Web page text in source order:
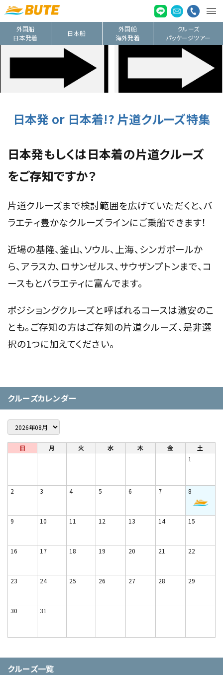
外国船
日本発着
日本船
外国船
海外発着
クルーズ
パッケージツアー
日本発 or 日本着!? 片道クルーズ特集
日本発もしくは日本着の片道クルーズ
をご存知ですか？
片道クルーズまで検討範囲を広げていただくと、バ
ラエティ豊かなクルーズラインにご乗船できます！
近場の基隆、釜山、ソウル、上海、シンガポールか
ら、アラスカ、ロサンゼルス、サウザンプトンまで、コ
ースもとバラエティに富んでます。
ポジショングクルーズと呼ばれるコースは激安のこ
とも。ご存知の方はご存知の片道クルーズ、是非選
択の1つに加えてください。
クルーズカレンダー
日 月 火 水 木 金
土
1
2 3 4 5 6 7 8
9 10 11 12 13 14 15
16 17 18 19 20 21 22
23 24 25 26 27 28 29
30 31
クルーズ一覧